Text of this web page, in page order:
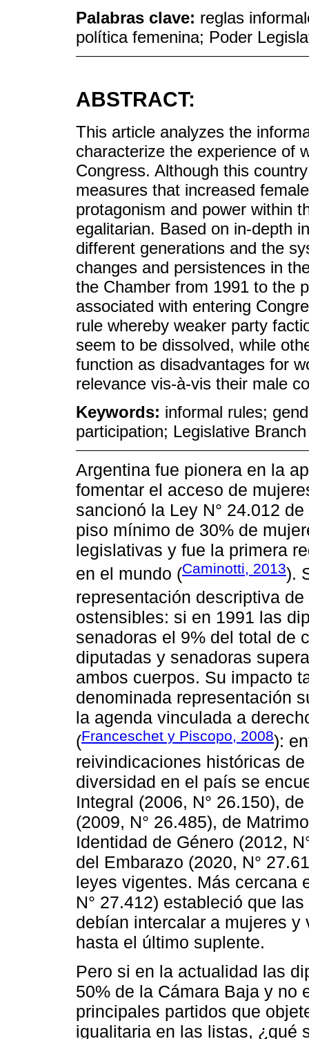
Palabras clave: reglas
política femenina; Poder
ABSTRACT:
This article analyzes the
characterize the experience of
Congress. Although this
measures that increased
protagonism and power within
egalitarian. Based on in-depth
different generations and the
changes and persistences in
the Chamber from 1991 to the
associated with entering
rule whereby weaker party
seem to be dissolved, while
function as disadvantages for
relevance vis-à-vis their male
Keywords: informal rules;
participation; Legislative Branch
Argentina fue pionera en la
fomentar el acceso de
sancionó la Ley N° 24.012
piso mínimo de 30% de
legislativas y fue la primera
en el mundo (Caminotti, 2013).
representación descriptiva
ostensibles: si en 1991 las
senadoras el 9% del total de
diputadas y senadoras
ambos cuerpos. Su impacto
denominada representación
la agenda vinculada a
(Franceschet y Piscopo, 2008):
reivindicaciones históricas
diversidad en el país se
Integral (2006, N° 26.150),
(2009, N° 26.485), de
Identidad de Género (2012,
del Embarazo (2020, N°
leyes vigentes. Más cercana
N° 27.412) estableció que
debían intercalar a mujeres
hasta el último suplente.
Pero si en la actualidad las
50% de la Cámara Baja y no
principales partidos que
igualitaria en las listas, ¿qué